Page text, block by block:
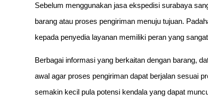
Sebelum menggunakan jasa ekspedisi surabaya
barang atau proses pengiriman menuju tujuan.
kepada penyedia layanan memiliki peran yang
Berbagai informasi yang berkaitan dengan barang,
awal agar proses pengiriman dapat berjalan sesuai
semakin kecil pula potensi kendala yang dapat